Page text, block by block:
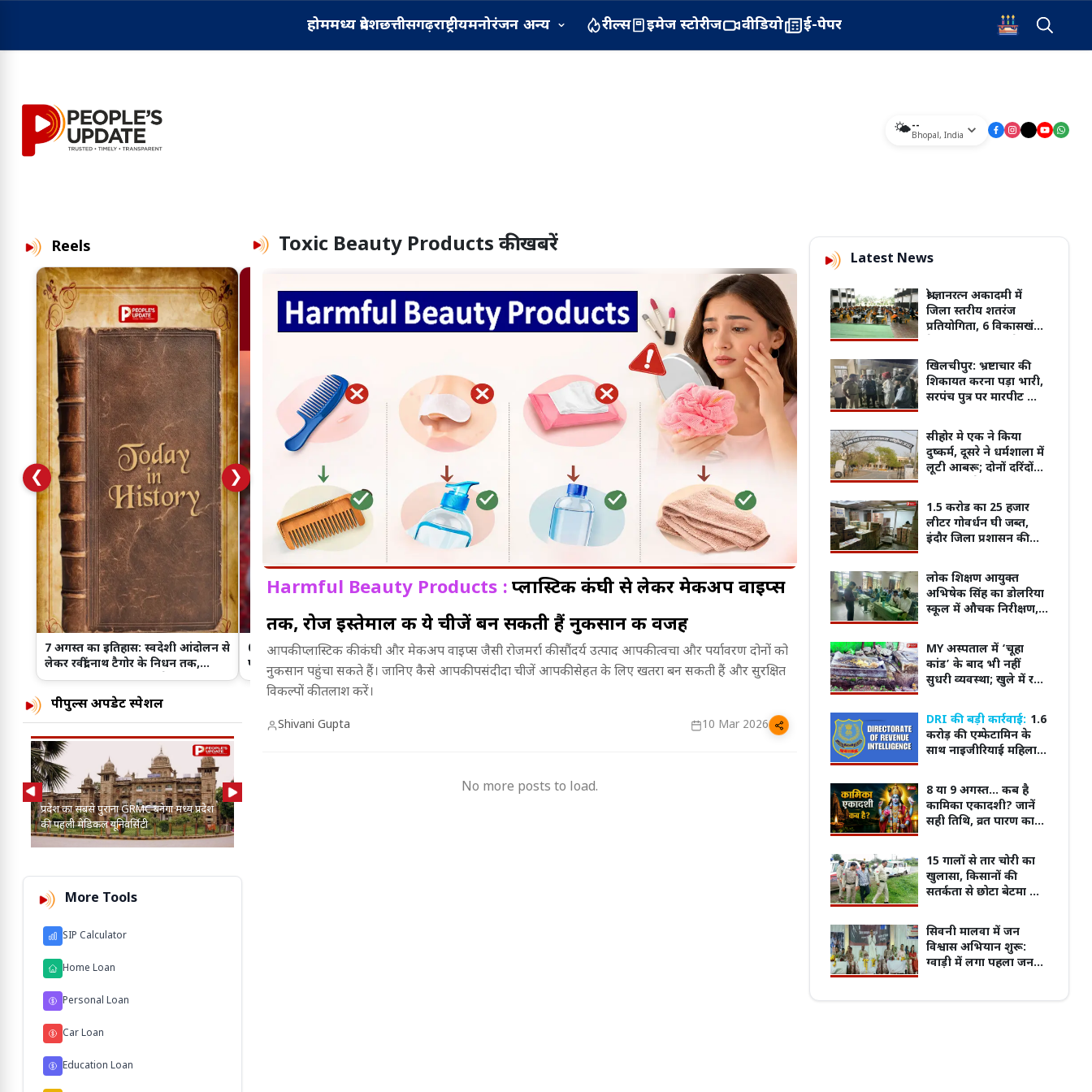
होममध्य प्रदेशछत्तीसगढ़राष्ट्रीयमनोरंजन अन्य रील्स इमेज स्टोरीज वीडियो ई-पेपर
🌤️--
Bhopal, India
Reels
7 अगस्त का इतिहास: स्वदेशी आंदोलन से
लेकर रवींद्रनाथ टैगोर के निधन तक,
जानिए इस दिन हुईं प्रमुख ऐतिहासिक
घटनाएं।
07 अगस्त लव राशिफल: किसे मिलेगा
पॉजिटिव जवाब, किसके रिश्ते में आएगा
आज नया मोड़
संगीत, संस्कृति और नृत्य...! BRICS
Cultural Event में झूम उठा भोपाल
महाभारत में भीम का किरदार निभाने के
लिए सौरव गुर्जर ने खुद को कैसे पूरी तरह
बदला?
ट्रेलर के बाद बढ़ा क्रेज...! फिल्म
'Batwara 1947' के प्रमोशन के लिए
Ahmedabad पहुंचे Sunny Deol
❮ ❯
पीपुल्स अपडेट स्पेशल
प्रदेश का सबसे पुराना GRMC बनेगा मध्य प्रदेश
की पहली मेडिकल यूनिवर्सिटी
मुख्यमंत्री का किस्सा-
नेहरू के विरोध पर कांग्रेस
से बाहर हुए; एक साथ तीन चुनाव हारने का रिकॉर्ड,
15 साल पुरानी बसों के नियम पर बवाल, 7 अगस्त
से अनिश्चितकालीन हड़ताल पर जाएंगे प्राइवेट बस
प्रदेश का सबसे पुराना GRMC बनेगा मध्य प्रदेश
की पहली मेडिकल यूनिवर्सिटी
More Tools
SIP Calculator
Home Loan
Personal Loan
Car Loan
Education Loan
Toxic Beauty Products की खबरें
Harmful Beauty Products : प्लास्टिक कंघी से लेकर मेकअप वाइप्स
तक, रोज इस्तेमाल की ये चीजें बन सकती हैं नुकसान की वजह
आपकी प्लास्टिक की कंघी और मेकअप वाइप्स जैसी रोजमर्रा की सौंदर्य उत्पाद आपकी त्वचा और पर्यावरण दोनों को
नुकसान पहुंचा सकते हैं। जानिए कैसे आपकी पसंदीदा चीजें आपकी सेहत के लिए खतरा बन सकती हैं और सुरक्षित
विकल्पों की तलाश करें।
Shivani Gupta 10 Mar 2026
No more posts to load.
Latest News
श्री ज्ञानरत्न अकादमी में
जिला स्तरीय शतरंज
प्रतियोगिता, 6 विकासखंडों
दिखाई प्रतिभा
खिलचीपुर: भ्रष्टाचार की
शिकायत करना पड़ा भारी,
सरपंच पुत्र पर मारपीट का
सीहोर मे एक ने किया
दुष्कर्म, दूसरे ने धर्मशाला में
लूटी आबरू; दोनों दरिंदों
1.5 करोड का 25 हजार
लीटर गोवर्धन घी जब्त,
इंदौर जिला प्रशासन की
लोक शिक्षण आयुक्त
अभिषेक सिंह का डोलरिया
स्कूल में औचक निरीक्षण,
दिया लक्ष्य
MY अस्पताल में ‘चूहा
कांड’ के बाद भी नहीं
सुधरी व्यवस्था; खुले में रखा
मरीजों की सुरक्षा पर फिर
उठे सवाल
DRI की बड़ी कार्रवाई: 1.6
करोड़ की एम्फेटामिन के
साथ नाइजीरियाई महिला
8 या 9 अगस्त... कब है
कामिका एकादशी? जानें
सही तिथि, व्रत पारण का
15 गालों से तार चोरी का
खुलासा, किसानों की
सतर्कता से छोटा बेटमा के
सिवनी मालवा में जन
विश्वास अभियान शुरू:
ग्वाड़ी में लगा पहला जन